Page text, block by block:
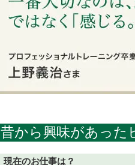
昔から興味があった
現在のお仕事は？